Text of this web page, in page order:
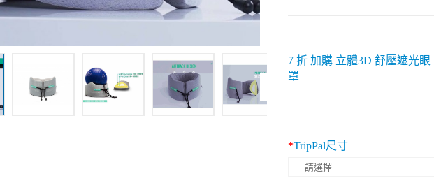
7 折 加購 立體3D 舒壓遮光眼
罩
TripPal尺寸
--- 請選擇 ---